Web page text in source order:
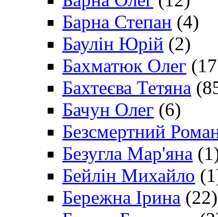
Барна Степан (4)
Баулін Юрій (2)
Бахматюк Олег
Бахтеєва Тетяна
Бачун Олег (6)
Безсмертний
Безугла Мар'яна
Бейлін Михайло
Бережна Ірина (22)